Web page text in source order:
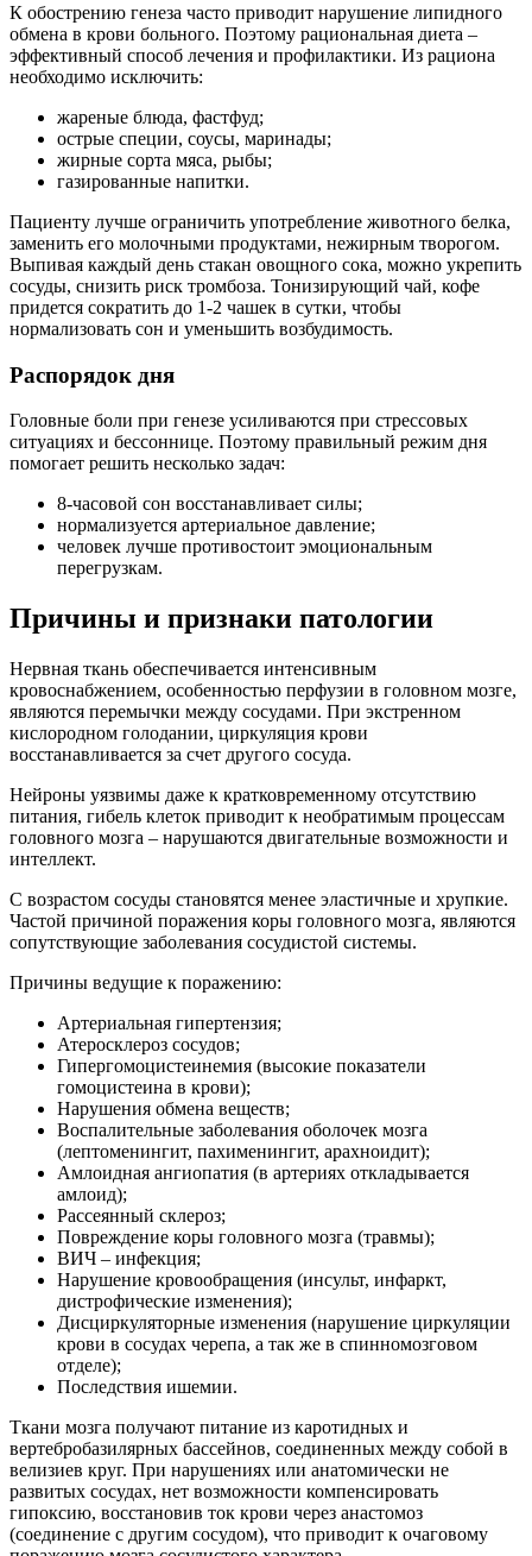
К обострению генеза часто приводит нарушение липидного
обмена в крови больного. Поэтому рациональная диета –
эффективный способ лечения и профилактики. Из рациона
необходимо исключить:
жареные блюда, фастфуд;
острые специи, соусы, маринады;
жирные сорта мяса, рыбы;
газированные напитки.
Пациенту лучше ограничить употребление животного белка,
заменить его молочными продуктами, нежирным творогом.
Выпивая каждый день стакан овощного сока, можно укрепить
сосуды, снизить риск тромбоза. Тонизирующий чай, кофе
придется сократить до 1-2 чашек в сутки, чтобы
нормализовать сон и уменьшить возбудимость.
Распорядок дня
Головные боли при генезе усиливаются при стрессовых
ситуациях и бессоннице. Поэтому правильный режим дня
помогает решить несколько задач:
8-часовой сон восстанавливает силы;
нормализуется артериальное давление;
человек лучше противостоит эмоциональным
перегрузкам.
Причины и признаки патологии
Нервная ткань обеспечивается интенсивным
кровоснабжением, особенностью перфузии в головном мозге,
являются перемычки между сосудами. При экстренном
кислородном голодании, циркуляция крови
восстанавливается за счет другого сосуда.
Нейроны уязвимы даже к кратковременному отсутствию
питания, гибель клеток приводит к необратимым процессам
головного мозга – нарушаются двигательные возможности и
интеллект.
С возрастом сосуды становятся менее эластичные и хрупкие.
Частой причиной поражения коры головного мозга, являются
сопутствующие заболевания сосудистой системы.
Причины ведущие к поражению:
Артериальная гипертензия;
Атеросклероз сосудов;
Гипергомоцистеинемия (высокие показатели
гомоцистеина в крови);
Нарушения обмена веществ;
Воспалительные заболевания оболочек мозга
(лептоменингит, пахименингит, арахноидит);
Амлоидная ангиопатия (в артериях откладывается
амлоид);
Рассеянный склероз;
Повреждение коры головного мозга (травмы);
ВИЧ – инфекция;
Нарушение кровообращения (инсульт, инфаркт,
дистрофические изменения);
Дисциркуляторные изменения (нарушение циркуляции
крови в сосудах черепа, а так же в спинномозговом
отделе);
Последствия ишемии.
Ткани мозга получают питание из каротидных и
вертебробазилярных бассейнов, соединенных между собой в
велизиев круг. При нарушениях или анатомически не
развитых сосудах, нет возможности компенсировать
гипоксию, восстановив ток крови через анастомоз
(соединение с другим сосудом), что приводит к очаговому